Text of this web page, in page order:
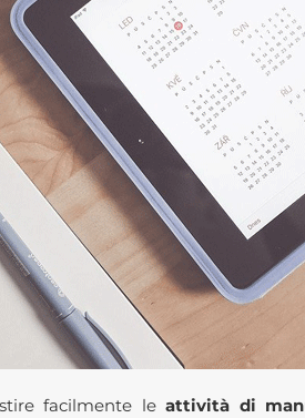
facilmente le attività di